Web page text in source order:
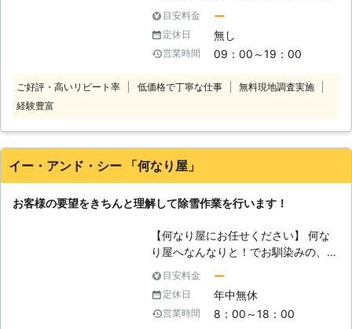
に怖いのは、なんといっても、大雪で
すよね。大雪が振ると、雪が大量に積
もって、駐車場から車が出せなかった
り、雪で玄関から出られないようなト
す。また、屋根に雪が積もると、積も
を防ぐためには、雪かきや雪下ろしが
必要なのですが、玄関から出られない
し、雪下ろしは屋根の上に登って行う
雪で困ったときは、ぜひ当社、株式会
社Rグループまでご連絡ください。す
ぐに当社スタッフがお客様のもとに駆
けつけて、除雪作業を実施いたしま
す。雪かき、雪下ろしはもちろん、カ
ーポートの修復や店鋪前の除雪も行い
目安料金 ー
定休日 無し
営業時間 09：00～19：00
ご好評・高いリピート率 低価格で丁寧な仕事
無料現地調査実施
経験豊富
イー・アンド・シー 「何なり屋」
お客様の要望をきちんと理解して除雪作業を行います！
【何なり屋にお任せください】 何な
り屋へなんなりと！でお馴染みの、
（株）イー・アンド・シー「何なり
屋」で、ございます。施行の大小問わ
ず、本気でお客様の笑顔につながる心
構えで業務を行っております。 「お
目安料金 ー
定休日 年中無休
営業時間 8：00～18：00